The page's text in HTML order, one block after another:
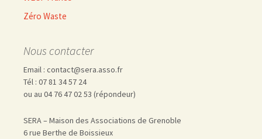
Zéro Waste
Nous contacter
Email : contact@sera.asso.fr
Tél : 07 81 34 57 24
ou au 04 76 47 02 53 (répondeur)
SERA – Maison des Associations de Grenoble
6 rue Berthe de Boissieux